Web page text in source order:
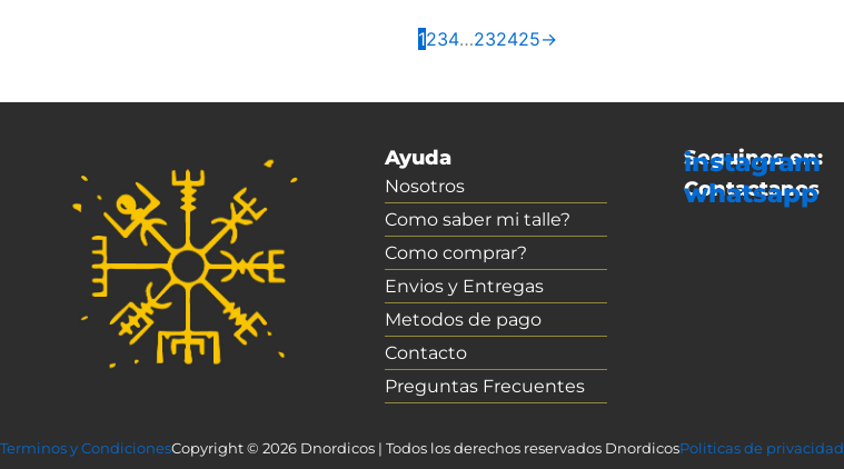
1234…232425→
Ayuda
Nosotros
Como saber mi talle?
Como comprar?
Envios y Entregas
Metodos de pago
Contacto
Preguntas Frecuentes
Seguinos en:
instagram
Contactanos
whatsapp
Terminos y CondicionesCopyright © 2026 Dnordicos | Todos los derechos reservados DnordicosPoliticas de privacidad